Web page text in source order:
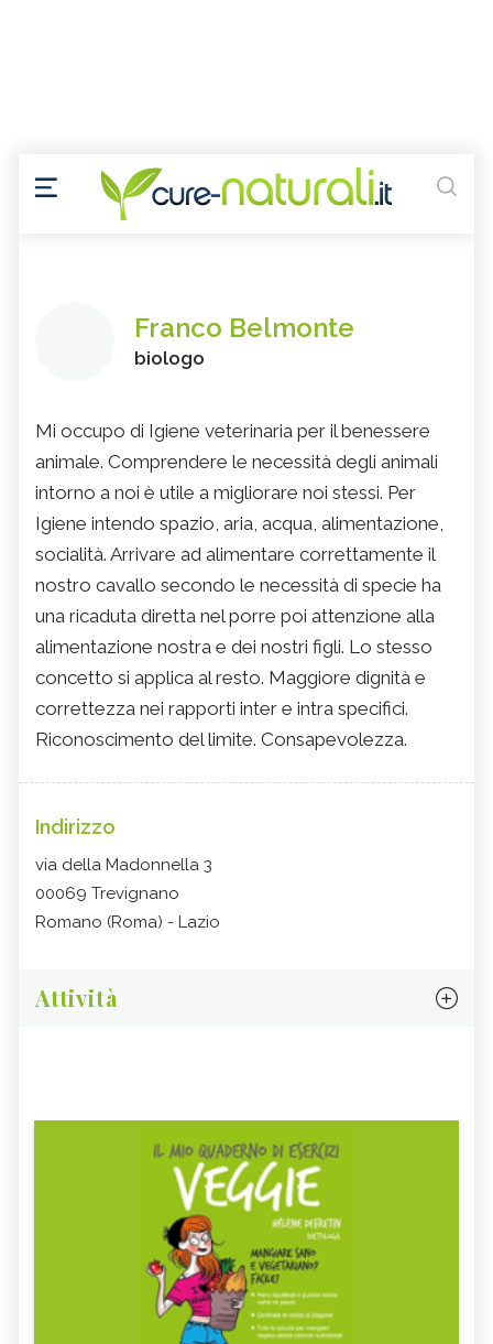
Franco Belmonte
biologo
Mi occupo di Igiene veterinaria per il benessere
animale. Comprendere le necessità degli animali
intorno a noi è utile a migliorare noi stessi. Per
Igiene intendo spazio, aria, acqua, alimentazione,
socialità. Arrivare ad alimentare correttamente il
nostro cavallo secondo le necessità di specie ha
una ricaduta diretta nel porre poi attenzione alla
alimentazione nostra e dei nostri figli. Lo stesso
concetto si applica al resto. Maggiore dignità e
correttezza nei rapporti inter e intra specifici.
Riconoscimento del limite. Consapevolezza.
Indirizzo
via della Madonnella 3
00069 Trevignano
Romano (Roma) - Lazio
Attività